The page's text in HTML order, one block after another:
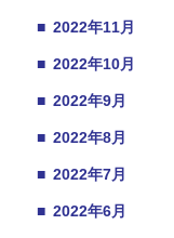
■ 2022年11月
■ 2022年10月
■ 2022年9月
■ 2022年8月
■ 2022年7月
■ 2022年6月